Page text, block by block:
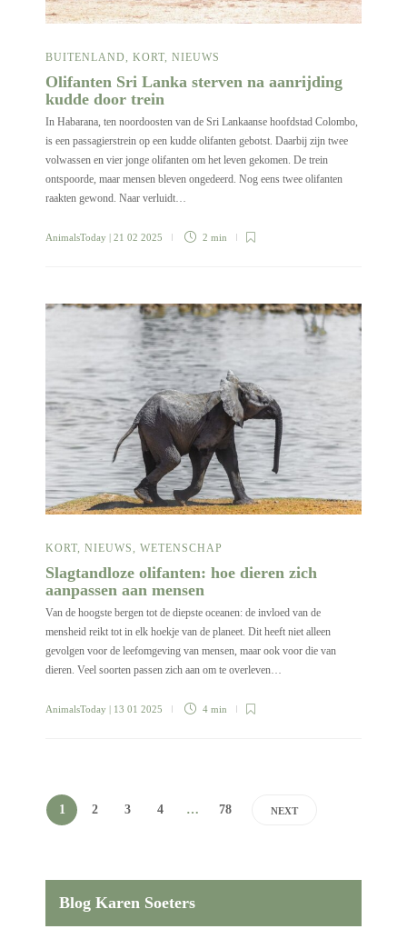
BUITENLAND KORT NIEUWS
Olifanten Sri Lanka sterven na aanrijding
kudde door trein
In Habarana, ten noordoosten van de Sri Lankaanse hoofdstad Colombo,
is een passagierstrein op een kudde olifanten gebotst. Daarbij zijn twee
volwassen en vier jonge olifanten om het leven gekomen. De trein
ontspoorde, maar mensen bleven ongedeerd. Nog eens twee olifanten
raakten gewond. Naar verluidt…
AnimalsToday | 21 02 2025 2 min
KORT, NIEUWS, WETENSCHAP
Slagtandloze olifanten: hoe dieren zich
aanpassen aan mensen
Van de hoogste bergen tot de diepste oceanen: de invloed van de
mensheid reikt tot in elk hoekje van de planeet. Dit heeft niet alleen
gevolgen voor de leefomgeving van mensen, maar ook voor die van
dieren. Veel soorten passen zich aan om te overleven…
AnimalsToday | 13 01 2025 4 min
1 2 3 4 … 78 NEXT
Blog Karen Soeters